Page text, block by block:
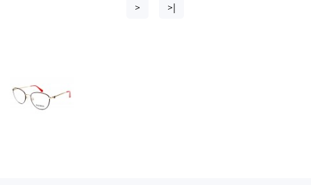
> >|